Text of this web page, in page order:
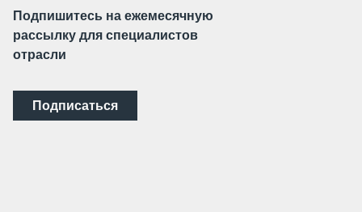
Подпишитесь на ежемесячную
рассылку для специалистов
отрасли
Подписаться